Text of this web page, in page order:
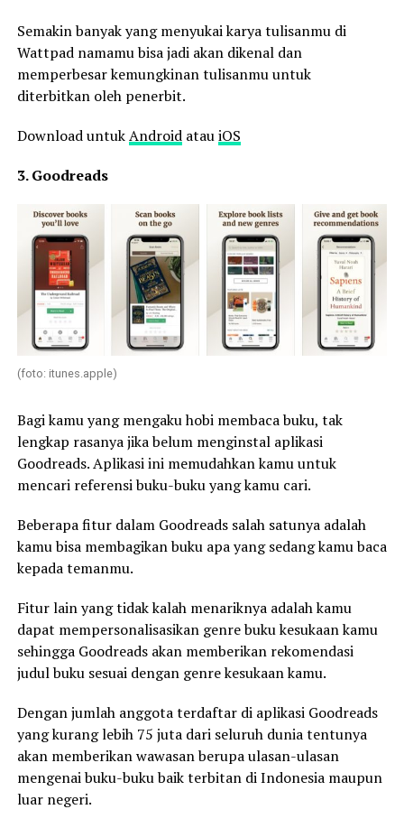
Semakin banyak yang menyukai karya tulisanmu di
Wattpad namamu bisa jadi akan dikenal dan
memperbesar kemungkinan tulisanmu untuk
diterbitkan oleh penerbit.
Download untukAndroidatauiOS
3. Goodreads
(foto: itunes.apple)
Bagi kamu yang mengaku hobi membaca buku, tak
lengkap rasanya jika belum menginstal aplikasi
Goodreads. Aplikasi ini memudahkan kamu untuk
mencari referensi buku-buku yang kamu cari.
Beberapa fitur dalam Goodreads salah satunya adalah
kamu bisa membagikan buku apa yang sedang kamu baca
kepada temanmu.
Fitur lain yang tidak kalah menariknya adalah kamu
dapat mempersonalisasikan genre buku kesukaan kamu
sehingga Goodreads akan memberikan rekomendasi
judul buku sesuai dengan genre kesukaan kamu.
Dengan jumlah anggota terdaftar di aplikasi Goodreads
yang kurang lebih 75 juta dari seluruh dunia tentunya
akan memberikan wawasan berupa ulasan-ulasan
mengenai buku-buku baik terbitan di Indonesia maupun
luar negeri.